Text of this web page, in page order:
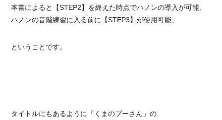
本書によると【STEP2】を終えた時点でハノンの導入が可能、
ハノンの音階練習に入る前に【STEP3】が使用可能、
ということです。
タイトルにもあるように「くまのプーさん」の